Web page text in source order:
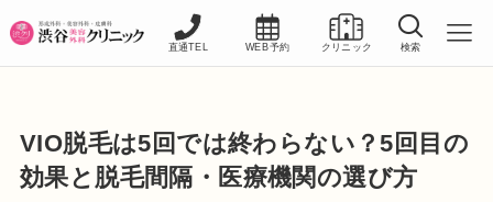
直通TEL WEB予約 クリニック 検索
VIO脱毛は5回では終わらない？5回目の
効果と脱毛間隔・医療機関の選び方